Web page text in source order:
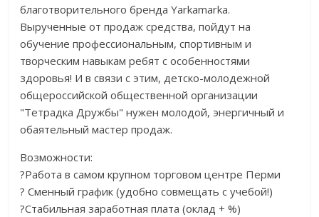
благотворительного бренда Yarkamarka.
Вырученные от продаж средства, пойдут на
обучение профессиональным, спортивным и
творческим навыкам ребят с особенностями
здоровья! И в связи с этим, детско-молодежной
общероссийской общественной организации
"Тетрадка Дружбы" нужен молодой, энергичный и
обаятельный мастер продаж.
Возможности:
?Работа в самом крупном торговом центре Перми
? Сменный график (удобно совмещать с учебой!)
?Стабильная заработная плата (оклад + %)